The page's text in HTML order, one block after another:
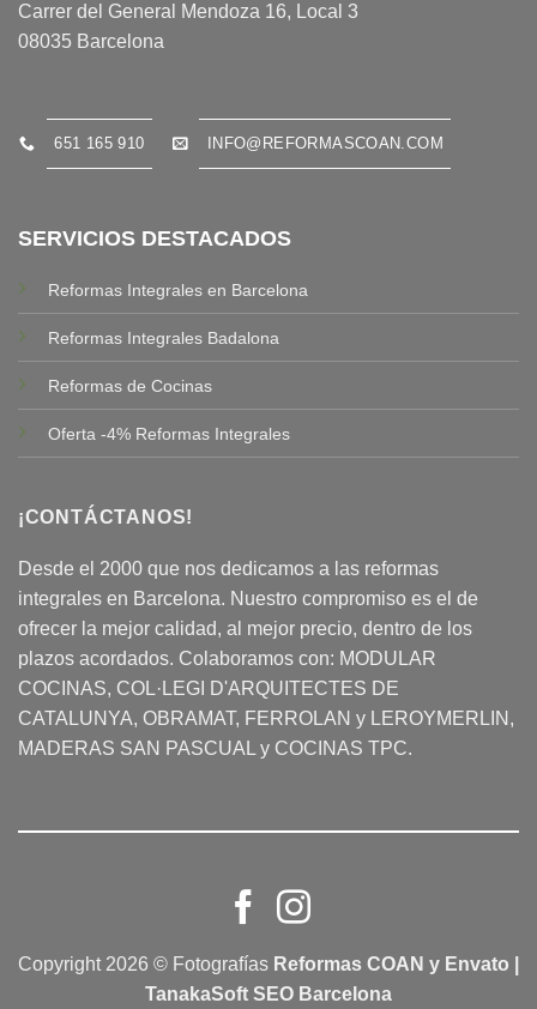
Carrer del General Mendoza 16, Local 3
08035 Barcelona
651 165 910 INFO@REFORMASCOAN.COM
SERVICIOS DESTACADOS
Reformas Integrales en Barcelona
Reformas Integrales Badalona
Reformas de Cocinas
Oferta -4% Reformas Integrales
¡CONTÁCTANOS!
Desde el 2000 que nos dedicamos a las reformas
integrales en Barcelona. Nuestro compromiso es el de
ofrecer la mejor calidad, al mejor precio, dentro de los
plazos acordados. Colaboramos con: MODULAR
COCINAS, COL·LEGI D'ARQUITECTES DE
CATALUNYA, OBRAMAT, FERROLAN y LEROYMERLIN,
MADERAS SAN PASCUAL y COCINAS TPC.
Copyright 2026 © Fotografías Reformas COAN y Envato |
TanakaSoft SEO Barcelona